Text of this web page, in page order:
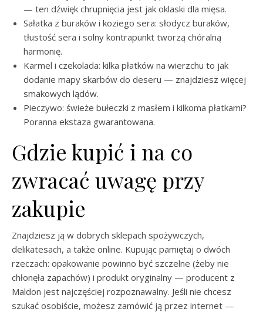
— ten dźwięk chrupnięcia jest jak oklaski dla mięsa.
Sałatka z buraków i koziego sera: słodycz buraków,
tłustość sera i solny kontrapunkt tworzą chóralną
harmonię.
Karmel i czekolada: kilka płatków na wierzchu to jak
dodanie mapy skarbów do deseru — znajdziesz więcej
smakowych lądów.
Pieczywo: świeże bułeczki z masłem i kilkoma płatkami?
Poranna ekstaza gwarantowana.
Gdzie kupić i na co
zwracać uwagę przy
zakupie
Znajdziesz ją w dobrych sklepach spożywczych,
delikatesach, a także online. Kupując pamiętaj o dwóch
rzeczach: opakowanie powinno być szczelne (żeby nie
chłonęła zapachów) i produkt oryginalny — producent z
Maldon jest najczęściej rozpoznawalny. Jeśli nie chcesz
szukać osobiście, możesz zamówić ją przez internet —